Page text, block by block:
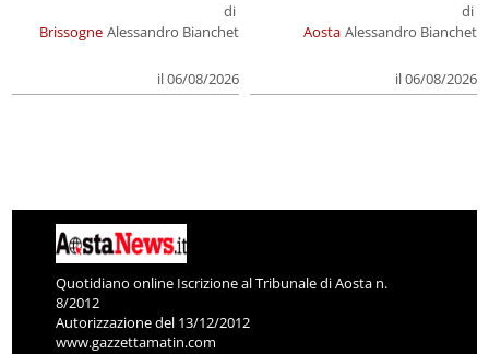
Brissogne
di
Alessandro Bianchet
il 06/08/2026
Aosta
di
Alessandro Bianchet
il 06/08/2026
Quotidiano online Iscrizione al Tribunale di Aosta n.
8/2012
Autorizzazione del 13/12/2012
www.gazzettamatin.com